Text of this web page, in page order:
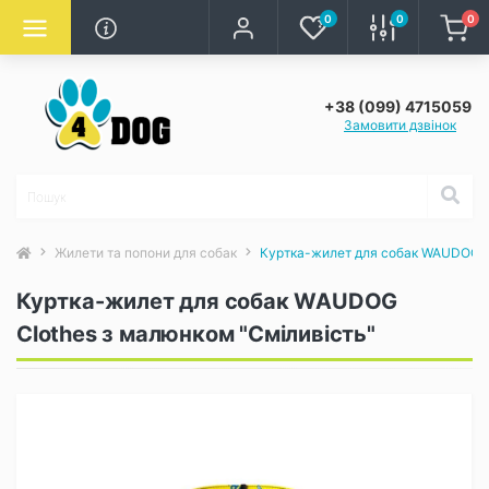
0 0 0
+38 (099) 4715059
Замовити дзвінок
Жилети та попони для собак Куртка-жилет для собак
Куртка-жилет для собак WAUDOG
Clothes з малюнком "Сміливість"